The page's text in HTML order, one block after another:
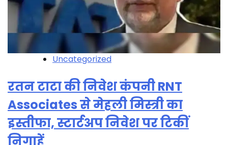
Uncategorized
रतन टाटा की निवेश कंपनी RNT
Associates से मेहली मिस्त्री का
इस्तीफा, स्टार्टअप निवेश पर टिकीं
निगाहें